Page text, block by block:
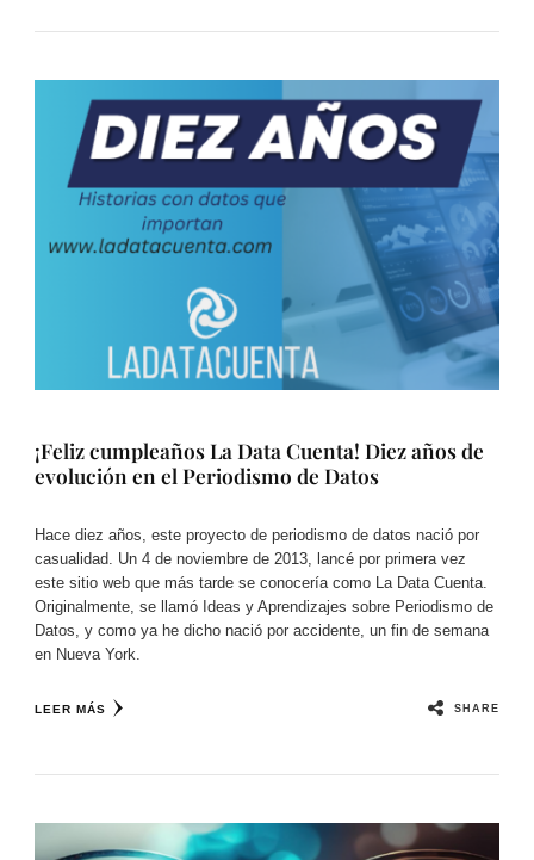
¡Feliz cumpleaños La Data Cuenta! Diez años de
evolución en el Periodismo de Datos
Hace diez años, este proyecto de periodismo de datos nació por
casualidad. Un 4 de noviembre de 2013, lancé por primera vez
este sitio web que más tarde se conocería como La Data Cuenta.
Originalmente, se llamó Ideas y Aprendizajes sobre Periodismo de
Datos, y como ya he dicho nació por accidente, un fin de semana
en Nueva York.
LEER MÁS SHARE